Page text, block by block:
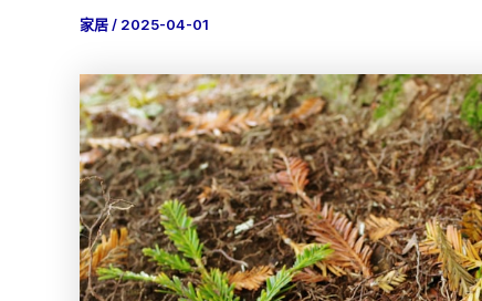
家居/ 2025-04-01